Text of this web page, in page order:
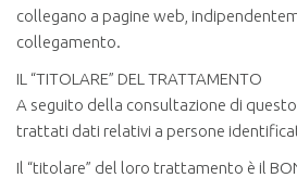
collegano a pagine web,
collegamento.
IL “TITOLARE” DEL TRATTAMENTO
A seguito della consultazione di
trattati dati relativi a persone
Il “titolare” del loro trattamento è il